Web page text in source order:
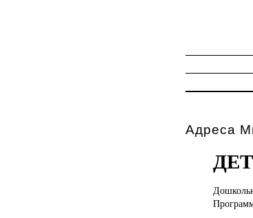
Адреса